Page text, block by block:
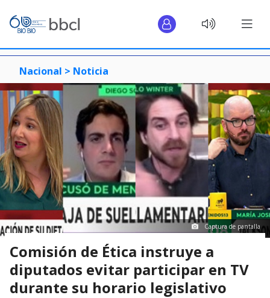
Nacional > Noticia
Captura de pantalla
Comisión de Ética instruye a
diputados evitar participar en TV
durante su horario legislativo